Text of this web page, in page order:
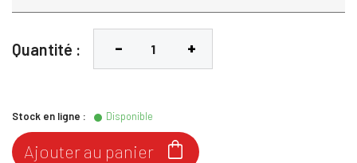
Quantité :
Stock en ligne : Disponible

Ajouter au panier